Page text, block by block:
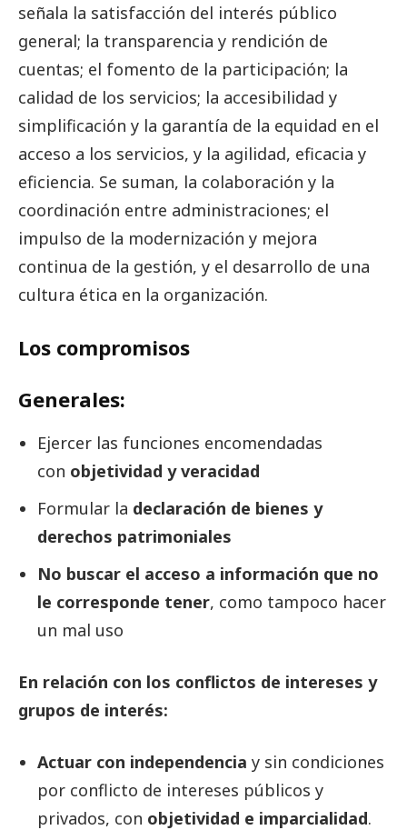
señala la satisfacción del interés público
general; la transparencia y rendición de
cuentas; el fomento de la participación; la
calidad de los servicios; la accesibilidad y
simplificación y la garantía de la equidad en el
acceso a los servicios, y la agilidad, eficacia y
eficiencia. Se suman, la colaboración y la
coordinación entre administraciones; el
impulso de la modernización y mejora
continua de la gestión, y el desarrollo de una
cultura ética en la organización.
Los compromisos
Generales:
Ejercer las funciones encomendadas
con objetividad y veracidad
Formular la declaración de bienes y
derechos patrimoniales
No buscar el acceso a información que no
le corresponde tener, como tampoco hacer
un mal uso
En relación con los conflictos de intereses y
grupos de interés:
Actuar con independencia y sin condiciones
por conflicto de intereses públicos y
privados, con objetividad e imparcialidad.